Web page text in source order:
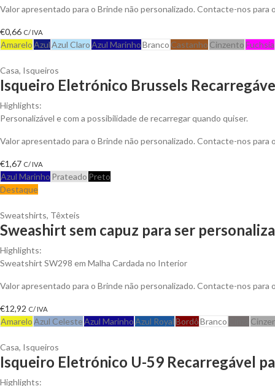
Valor apresentado para o Brinde não personalizado. Contacte-nos
€0,66 C/ IVA
AmareloAzulAzul ClaroAzul MarinhoBranco Castanho CinzentoFuchsia
Casa, Isqueiros
Isqueiro Eletrónico Brussels
Highlights:
Personalizável e com a possibilidade de recarregar quando quiser.
Valor apresentado para o Brinde não personalizado. Contacte-nos
€1,67 C/ IVA
Azul Marinho Prateado Preto
Destaque
Sweatshirts, Têxteis
Sweashirt sem capuz para ser
Highlights:
Sweatshirt SW298 em Malha Cardada no Interior
Valor apresentado para o Brinde não personalizado. Contacte-nos
€12,92 C/ IVA
AmareloAzul CelesteAzul MarinhoAzul RoyalBordôBranco
Casa, Isqueiros
Isqueiro Eletrónico U-59 Recarregável
Highlights: